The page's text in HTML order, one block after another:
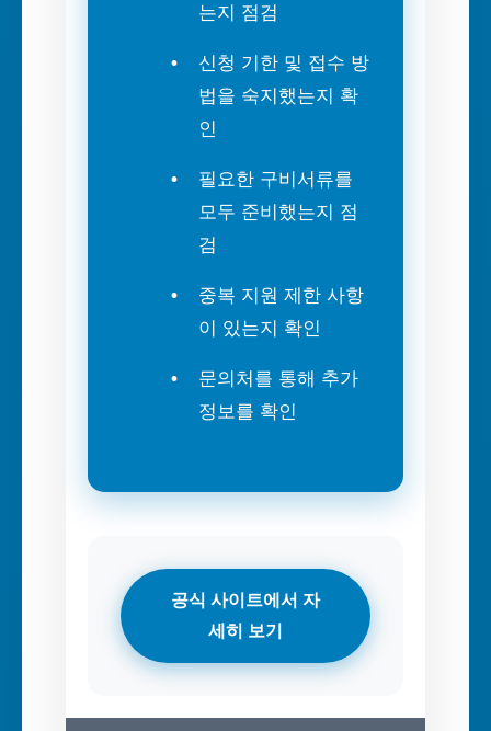
는지 점검
신청 기한 및 접수 방
법을 숙지했는지 확
인
필요한 구비서류를
모두 준비했는지 점
검
중복 지원 제한 사항
이 있는지 확인
문의처를 통해 추가
정보를 확인
공식 사이트에서 자
세히 보기